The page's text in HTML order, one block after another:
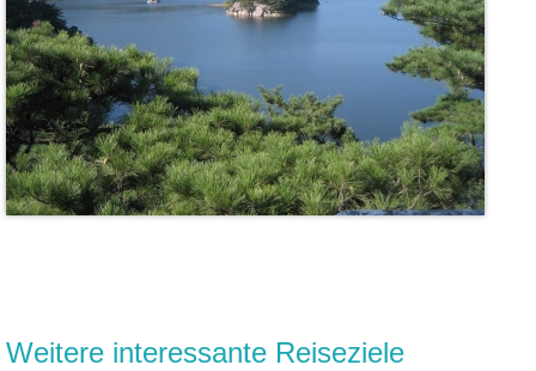
Weitere interessante Reiseziele